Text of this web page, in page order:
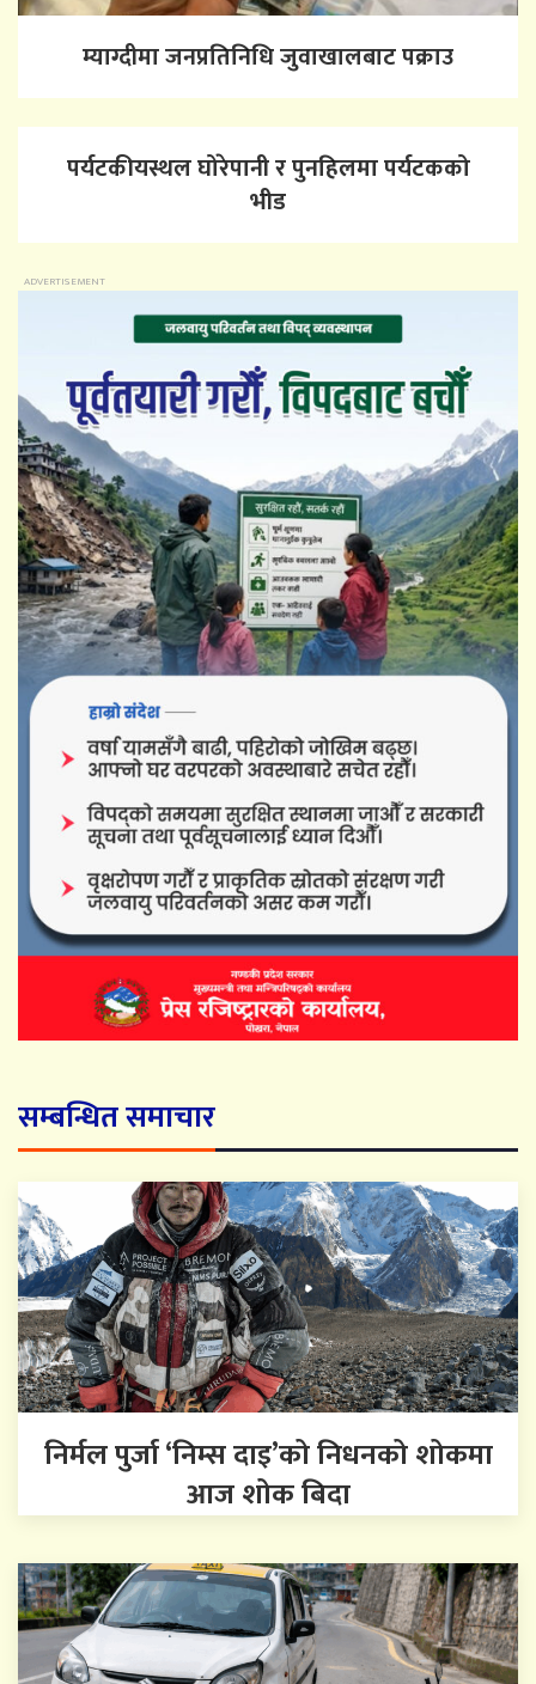
म्याग्दीमा जनप्रतिनिधि जुवाखालबाट पक्राउ
पर्यटकीयस्थल घोरेपानी र पुनहिलमा पर्यटकको
भीड
सम्बन्धित समाचार
निर्मल पुर्जा ‘निम्स दाइ’को निधनको शोकमा
आज शोक बिदा